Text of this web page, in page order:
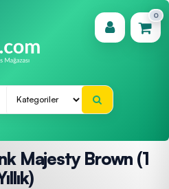
0
(0)
Majesty Brown (1